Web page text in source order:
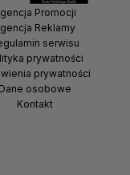
Promocji
Reklamy
serwisu
prywatności
prywatności
Dane osobowe
Kontakt